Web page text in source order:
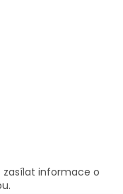
informace o